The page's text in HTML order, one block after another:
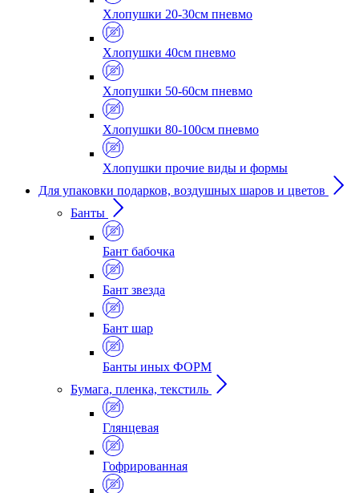
Хлопушки 20-30см пневмо
Хлопушки 40см пневмо
Хлопушки 50-60см пневмо
Хлопушки 80-100см пневмо
Хлопушки прочие виды и формы
Для упаковки подарков, воздушных шаров и цветов
Банты
Бант бабочка
Бант звезда
Бант шар
Банты иных ФОРМ
Бумага, пленка, текстиль
Глянцевая
Гофрированная